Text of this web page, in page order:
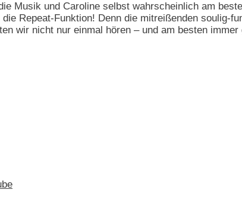
Musik und Caroline selbst wahrscheinlich am
Repeat-Funktion! Denn die mitreißenden soulig-
wir nicht nur einmal hören – und am besten immer